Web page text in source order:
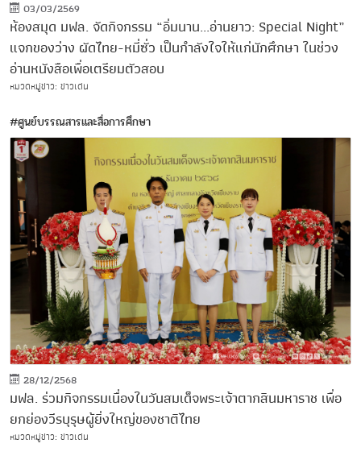
03/03/2569
ห้องสมุด มฟล. จัดกิจกรรม “อิ่มนาน...อ่านยาว: Special Night”
แจกของว่าง ผัดไทย-หมี่ซั่ว เป็นกำลังใจให้แก่นักศึกษา ในช่วง
อ่านหนังสือเพื่อเตรียมตัวสอบ
หมวดหมู่ข่าว: ข่าวเด่น
#ศูนย์บรรณสารและสื่อการศึกษา
28/12/2568
มฟล. ร่วมกิจกรรมเนื่องในวันสมเด็จพระเจ้าตากสินมหาราช เพื่อ
ยกย่องวีรบุรุษผู้ยิ่งใหญ่ของชาติไทย
หมวดหมู่ข่าว: ข่าวเด่น